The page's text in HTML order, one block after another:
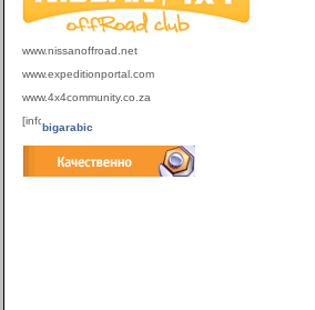
www.nissanoffroad.net
www.expeditionportal.com
www.4x4community.co.za
bigarabic